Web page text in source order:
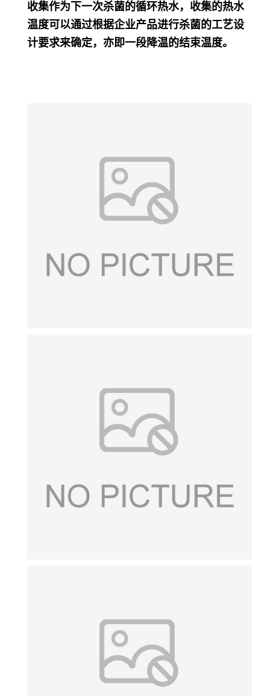
收集作为下一次杀菌的循环热水，收集的热水
温度可以通过根据企业产品进行杀菌的工艺设
计要求来确定，亦即一段降温的结束温度。